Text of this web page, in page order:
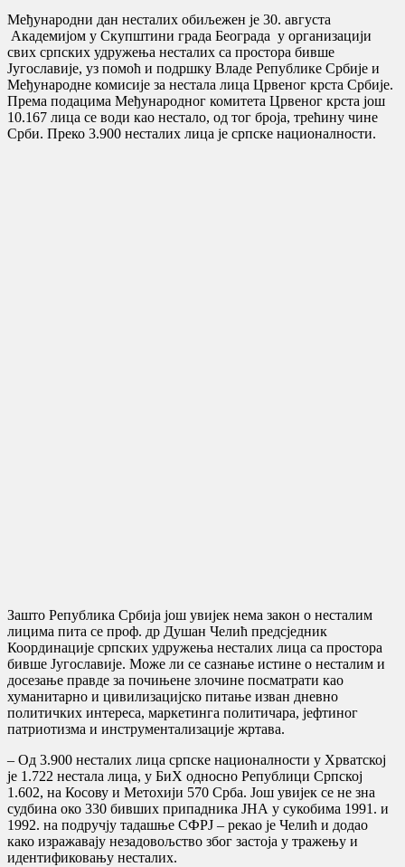
Међународни дан несталих обиљежен је 30. августа
Академијом у Скупштини града Београда у организацији
свих српских удружења несталих са простора бивше
Југославије, уз помоћ и подршку Владе Републике Србије и
Међународне комисије за нестала лица Црвеног крста Србије.
Према подацима Међународног комитета Црвеног крста још
10.167 лица се води као нестало, од тог броја, трећину чине
Срби. Преко 3.900 несталих лица је српске националности.
Зашто Република Србија још увијек нема закон о несталим
лицима пита се проф. др Душан Челић предсједник
Координације српских удружења несталих лица са простора
бивше Југославије. Може ли се сазнање истине о несталим и
досезање правде за почињене злочине посматрати као
хуманитарно и цивилизацијско питање изван дневно
политичких интереса, маркетинга политичара, јефтиног
патриотизма и инструментализације жртава.
– Од 3.900 несталих лица српске националности у Хрватској
је 1.722 нестала лица, у БиХ односно Републици Српској
1.602, на Косову и Метохији 570 Срба. Још увијек се не зна
судбина око 330 бивших припадника ЈНА у сукобима 1991. и
1992. на подручју тадашње СФРЈ – рекао је Челић и додао
како изражавају незадовољство због застоја у тражењу и
идентификовању несталих.